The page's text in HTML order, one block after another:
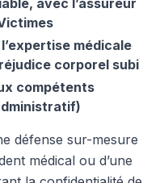
avec l’assureur
médicale
corporel subi
compétents
défense sur-mesure
médical ou d’une